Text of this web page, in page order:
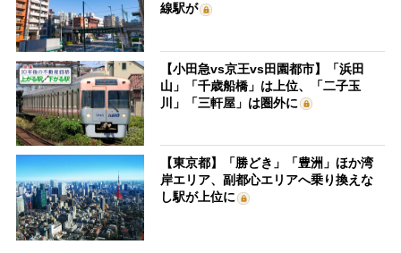
線駅が
【小田急vs京王vs田園都市】「浜田
山」「千歳船橋」は上位、「二子玉
川」「三軒屋」は圏外に
【東京都】「勝どき」「豊洲」ほか湾
岸エリア、副都心エリアへ乗り換えな
し駅が上位に